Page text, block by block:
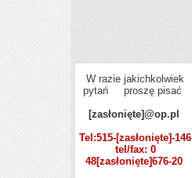
W razie jakichkolwiek
pytań proszę pisać
[zasłonięte]@op.pl
Tel:515-[zasłonięte]-146
tel/fax: 0
48[zasłonięte]676-20